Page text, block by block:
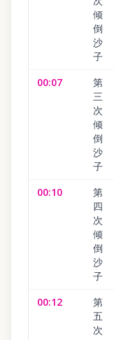
倾
倒
沙
子
00:07
第
三
次
倾
倒
沙
子
00:10
第
四
次
倾
倒
沙
子
00:12
第
五
次